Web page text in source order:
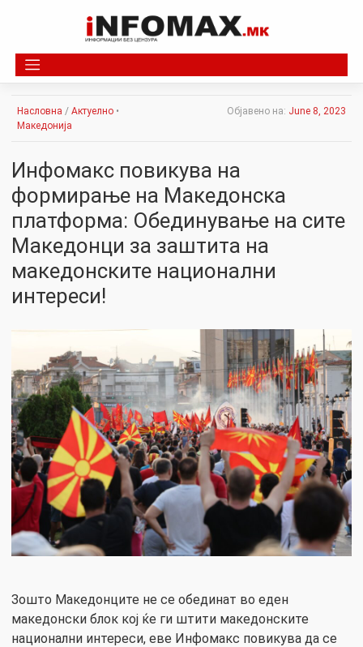
Насловна / Актуелно •
Македонија
Објавено на: June 8, 2023
Инфомакс повикува на
формирање на Македонска
платформа: Обединување на сите
Македонци за заштита на
македонските национални
интереси!
Зошто Македонците не се обединат во еден
македонски блок кој ќе ги штити македонските
национални интереси, еве Инфомакс повикува да се